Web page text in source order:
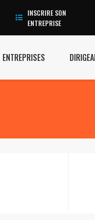
INSCRIRE SON
ENTREPRISE
ENTREPRISES